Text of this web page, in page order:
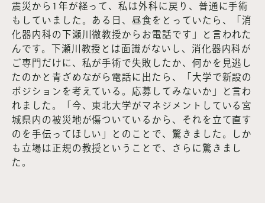
震災から1年が経って、私は外科に戻り、普通に手術
もしていました。ある日、昼食をとっていたら、「消
化器内科の下瀬川徹教授からお電話です」と言われた
んです。下瀬川教授とは面識がないし、消化器内科が
ご専門だけに、私が手術で失敗したか、何かを見逃し
たのかと青ざめながら電話に出たら、「大学で新設の
ポジションを考えている。応募してみないか」と言わ
れました。「今、東北大学がマネジメントしている宮
城県内の被災地が傷ついているから、それを立て直す
のを手伝ってほしい」とのことで、驚きました。しか
も立場は正規の教授ということで、さらに驚きまし
た。